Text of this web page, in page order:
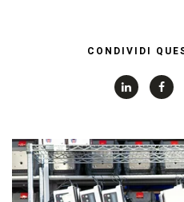
CONDIVIDI